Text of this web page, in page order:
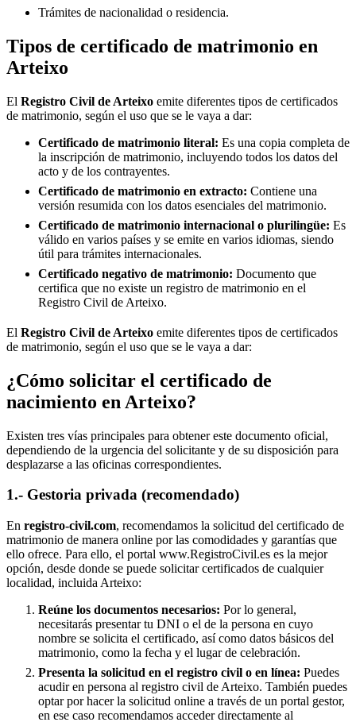
Trámites de nacionalidad o residencia.
Tipos de certificado de matrimonio en
Arteixo
El Registro Civil de Arteixo emite diferentes tipos de certificados
de matrimonio, según el uso que se le vaya a dar:
Certificado de matrimonio literal: Es una copia completa de
la inscripción de matrimonio, incluyendo todos los datos del
acto y de los contrayentes.
Certificado de matrimonio en extracto: Contiene una
versión resumida con los datos esenciales del matrimonio.
Certificado de matrimonio internacional o plurilingüe: Es
válido en varios países y se emite en varios idiomas, siendo
útil para trámites internacionales.
Certificado negativo de matrimonio: Documento que
certifica que no existe un registro de matrimonio en el
Registro Civil de Arteixo.
El Registro Civil de Arteixo emite diferentes tipos de certificados
de matrimonio, según el uso que se le vaya a dar:
¿Cómo solicitar el certificado de
nacimiento en Arteixo?
Existen tres vías principales para obtener este documento oficial,
dependiendo de la urgencia del solicitante y de su disposición para
desplazarse a las oficinas correspondientes.
1.- Gestoria privada (recomendado)
En registro-civil.com, recomendamos la solicitud del certificado de
matrimonio de manera online por las comodidades y garantías que
ello ofrece. Para ello, el portal www.RegistroCivil.es es la mejor
opción, desde donde se puede solicitar certificados de cualquier
localidad, incluida Arteixo:
Reúne los documentos necesarios: Por lo general,
necesitarás presentar tu DNI o el de la persona en cuyo
nombre se solicita el certificado, así como datos básicos del
matrimonio, como la fecha y el lugar de celebración.
Presenta la solicitud en el registro civil o en línea: Puedes
acudir en persona al registro civil de Arteixo. También puedes
optar por hacer la solicitud online a través de un portal gestor,
en ese caso recomendamos acceder directamente al